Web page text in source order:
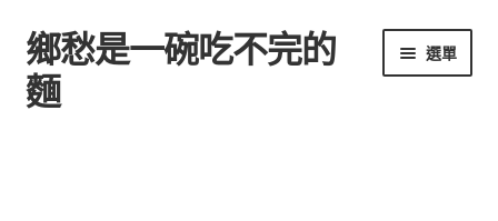
跳
至
導
跳
至
主
鄉愁是一碗吃不完的
麵
選單